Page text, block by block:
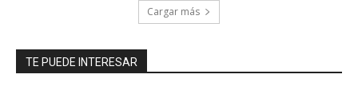
Cargar más
TE PUEDE INTERESAR